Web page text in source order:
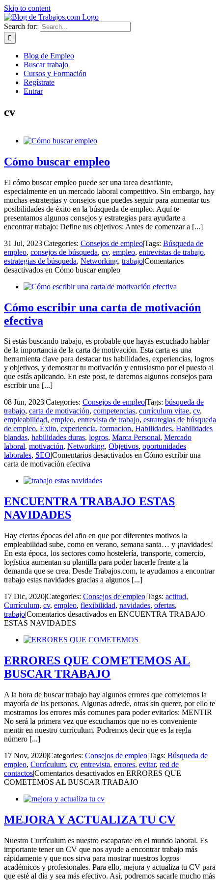
Skip to content
Search for:
Blog de Empleo
Buscar trabajo
Cursos y Formación
Regístrate
Entrar
cv
Cómo buscar empleo
El cómo buscar empleo puede ser una tarea desafiante,
especialmente en un mercado laboral competitivo. Sin embargo, hay
muchas estrategias y consejos que puedes seguir para aumentar tus
posibilidades de éxito en la búsqueda de empleo. Aquí te
presentamos algunos consejos y estrategias para ayudarte a
encontrar trabajo: Define tus objetivos: Antes de comenzar a [...]
31 Jul, 2023|Categories: Consejos de empleo|Tags: Búsqueda de
empleo, consejos de búsqueda, cv, empleo, entrevistas de trabajo,
estrategias de búsqueda, Networking, trabajo|Comentarios
desactivados en Cómo buscar empleo
Cómo escribir una carta de motivación
efectiva
Si estás buscando trabajo, es probable que hayas escuchado hablar
de la importancia de la carta de motivación. Esta carta es una
herramienta clave para destacar tus habilidades, experiencias, logros
y objetivos, y demostrar tu motivación y entusiasmo por el puesto al
que estás aplicando. En este post, te daremos algunos consejos para
escribir una [...]
08 Jun, 2023|Categories: Consejos de empleo|Tags: búsqueda de
trabajo, carta de motivación, competencias, currículum vitae, cv,
empleabilidad, empleo, entrevista de trabajo, estrategias de búsqueda
de empleo, Éxito, experiencia, formacion, Habilidades, Habilidades
blandas, habilidades duras, logros, Marca Personal, Mercado
laboral, motivación, Networking, Objetivos, oportunidades
laborales, SEO|Comentarios desactivados en Cómo escribir una
carta de motivación efectiva
ENCUENTRA TRABAJO ESTAS
NAVIDADES
Hay ciertas épocas del año en que por diferentes motivos la
empleabilidad sube, como en verano, semana santa… y ¡navidades!
En esta época, los sectores como hostelería, transporte, comercio,
logística aumentan su plantilla para poder hacerle frente a la
demanda que se crea. Desde Trabajos.com, te ayudamos a encontrar
trabajo estas navidades gracias a algunos [...]
17 Dic, 2020|Categories: Consejos de empleo|Tags: actitud,
Currículum, cv, empleo, flexibilidad, navidades, ofertas,
trabajo|Comentarios desactivados en ENCUENTRA TRABAJO
ESTAS NAVIDADES
ERRORES QUE COMETEMOS AL
BUSCAR TRABAJO
A la hora de buscar trabajo hay algunos errores que cometemos la
mayoría de las personas. Algunas adrede, otras sin querer, por ello te
mostramos los errores más comunes para poder evitarlos: MENTIR
No será la primera vez que escuchamos que no es conveniente
mentir en nuestro currículum. Podremos decir que es la regla
número [...]
17 Nov, 2020|Categories: Consejos de empleo|Tags: Búsqueda de
empleo, Currículum, cv, entrevista, errores, evitar, red de
contactos|Comentarios desactivados en ERRORES QUE
COMETEMOS AL BUSCAR TRABAJO
MEJORA Y ACTUALIZA TU CV
Nuestro Currículum es nuestro escaparate en el mundo laboral. Es
importante tener un CV que nos ayude a encontrar trabajo más
rápidamente y que nos sirva para mostrar nuestros logros
académicos y profesionales. Para ello, mejora y actualiza tu CV para
que esté al día y sea más efectivo. Así, podremos sacarle mucho más